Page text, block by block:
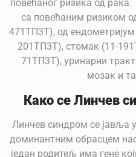
повећаног ризика од рака.
са повећаним ризиком
471ТП3Т), од ендометријум
201ТП3Т), стомак (11-
71ТП3Т), уринарни
мозак и
Како се Линчев
Линчев синдром се јавља
доминантним обрасцем
један родитељ има гене